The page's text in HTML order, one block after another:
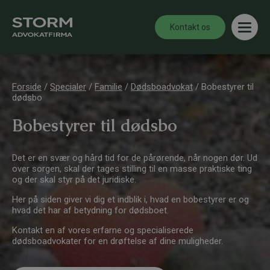
Kontakt os
Forside / Specialer / Familie / Dødsboadvokat / Bobestyrer til
dødsbo
Bobestyrer til dødsbo
Det er en svær og hård tid for de pårørende, når nogen dør. Ud
over sorgen, skal der tages stilling til en masse praktiske ting
og der skal styr på det juridiske.
Her på siden giver vi dig et indblik i, hvad en bobestyrer er og
hvad det har af betydning for dødsboet.
Kontakt en af vores erfarne og specialiserede
dødsboadvokater for en drøftelse af dine muligheder.